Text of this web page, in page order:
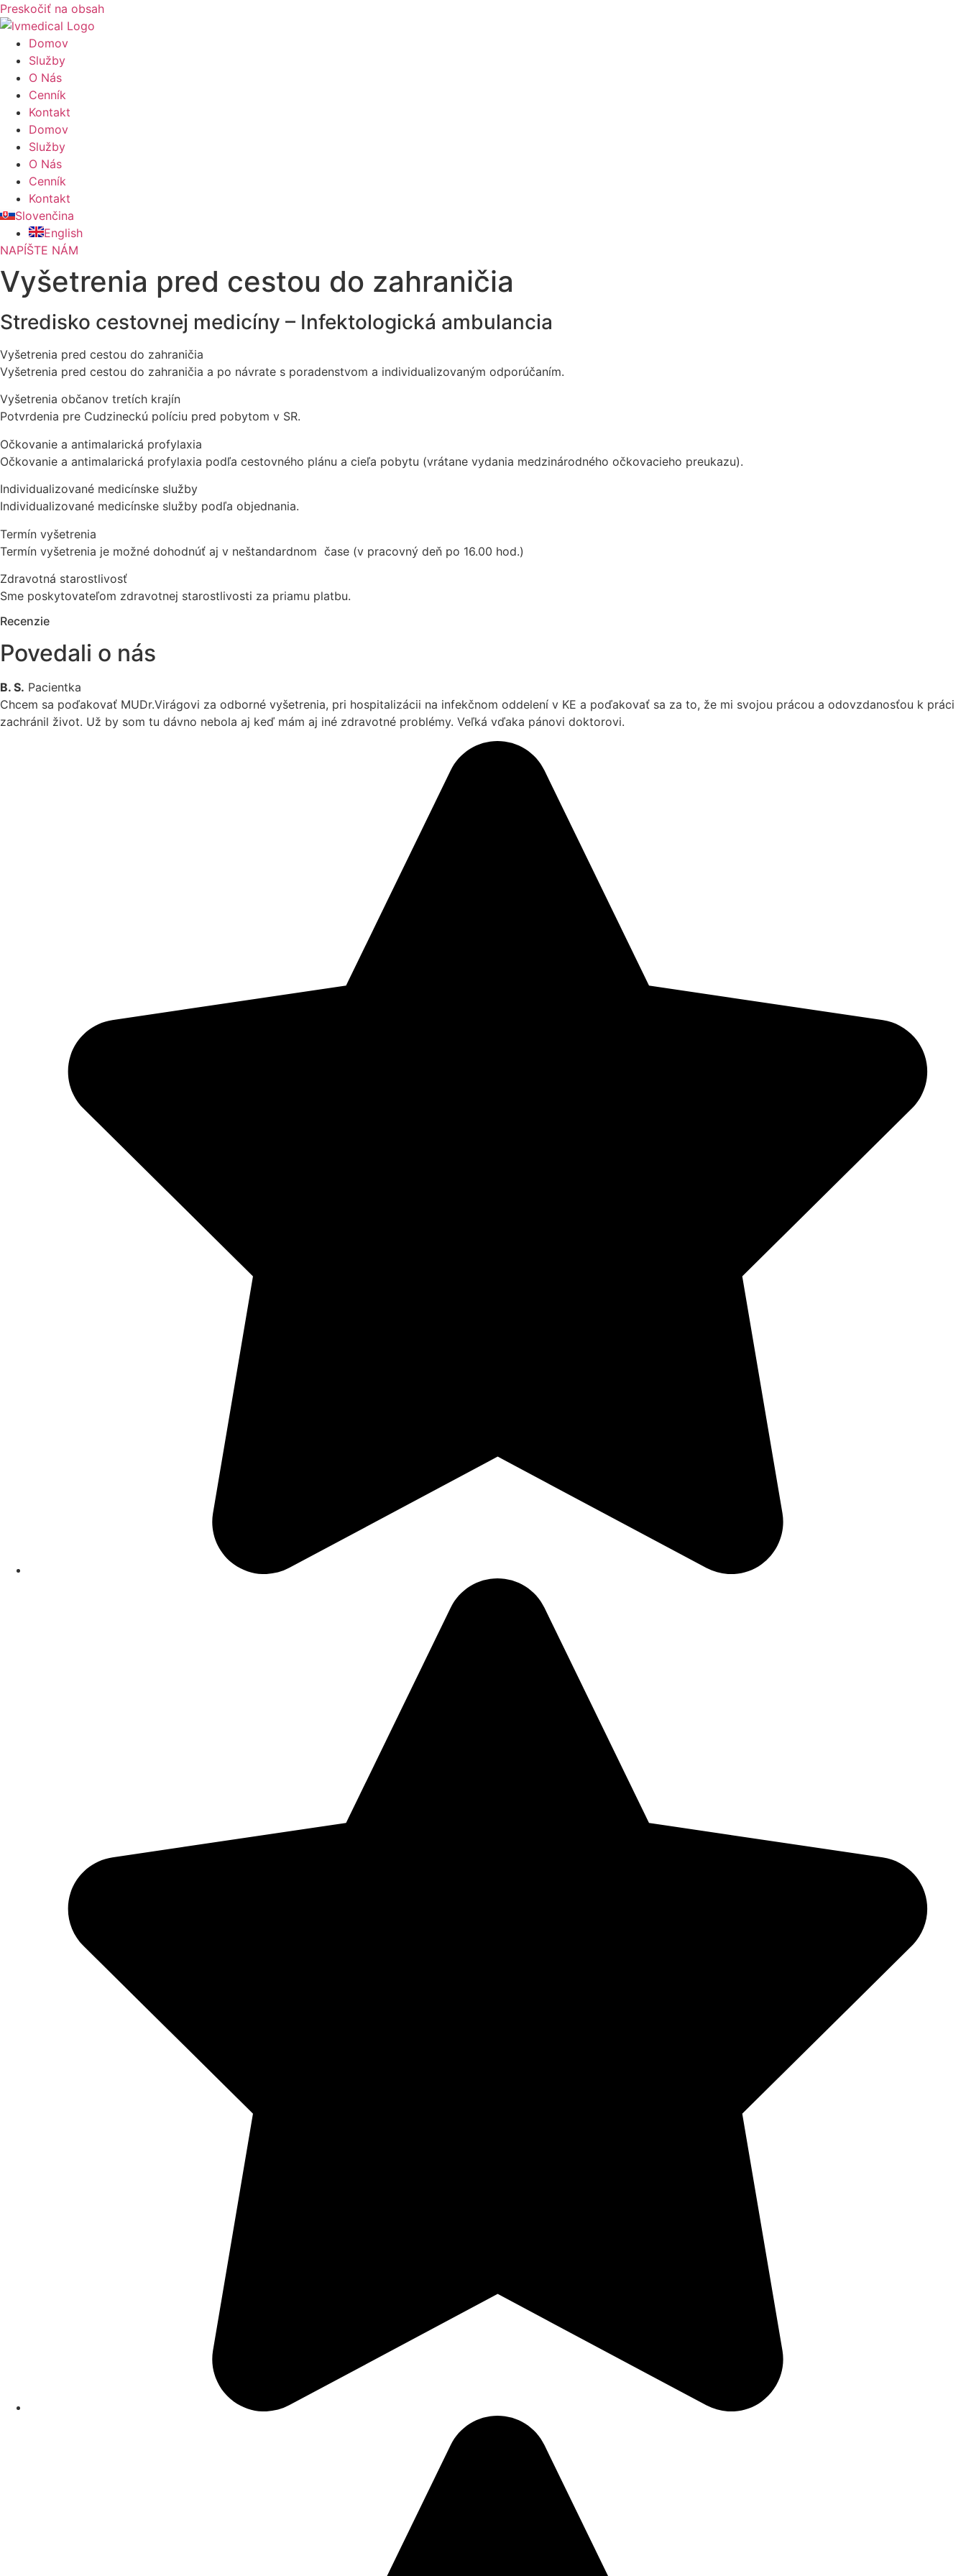
Preskočiť na obsah
Domov
Služby
O Nás
Cenník
Kontakt
Domov
Služby
O Nás
Cenník
Kontakt
Slovenčina
English
NAPÍŠTE NÁM
Vyšetrenia pred cestou do zahraničia
Stredisko cestovnej medicíny – Infektologická ambulancia
Vyšetrenia pred cestou do zahraničia
Vyšetrenia pred cestou do zahraničia a po návrate s poradenstvom a individualizovaným odporúčaním.
Vyšetrenia občanov tretích krajín
Potvrdenia pre Cudzineckú políciu pred pobytom v SR.
Očkovanie a antimalarická profylaxia
Očkovanie a antimalarická profylaxia podľa cestovného plánu a cieľa pobytu (vrátane vydania medzinárodného očkovacieho preukazu).
Individualizované medicínske služby
Individualizované medicínske služby podľa objednania.
Termín vyšetrenia
Termín vyšetrenia je možné dohodnúť aj v neštandardnom čase (v pracovný deň po 16.00 hod.)
Zdravotná starostlivosť
Sme poskytovateľom zdravotnej starostlivosti za priamu platbu.
Recenzie
Povedali o nás
B. S. Pacientka
Chcem sa poďakovať MUDr.Virágovi za odborné vyšetrenia, pri hospitalizácii na infekčnom oddelení v KE a poďakovať sa za to, že mi svojou prácou a odovzdanosťou k práci
zachránil život. Už by som tu dávno nebola aj keď mám aj iné zdravotné problémy. Veľká vďaka pánovi doktorovi.